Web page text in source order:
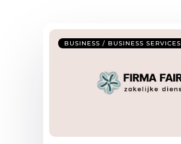
BUSINESS / BUSINESS SERVICES